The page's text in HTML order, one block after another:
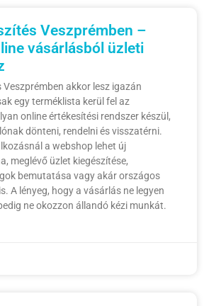
Veszprémben –
vásárlásból üzleti
akkor lesz igazán
egy terméklista kerül fel az
online értékesítési rendszer készül,
dönteni, rendelni és visszatérni.
a webshop lehet új
meglévő üzlet kiegészítése,
bemutatása vagy akár országos
A lényeg, hogy a vásárlás ne legyen
ne okozzon állandó kézi munkát.